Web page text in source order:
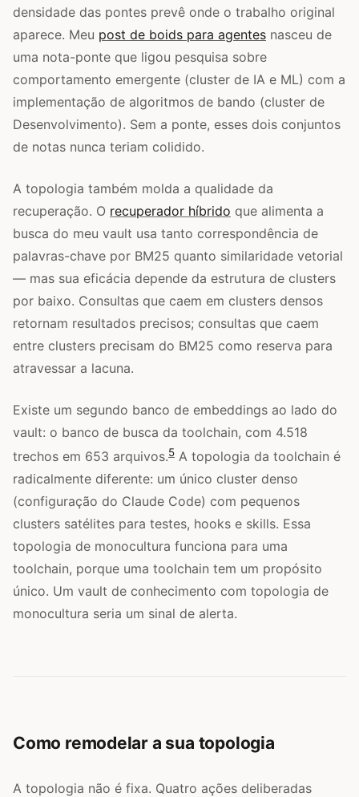
densidade das pontes prevê onde o trabalho original
aparece. Meu post de boids para agentes nasceu de
uma nota-ponte que ligou pesquisa sobre
comportamento emergente (cluster de IA e ML) com a
implementação de algoritmos de bando (cluster de
Desenvolvimento). Sem a ponte, esses dois conjuntos
de notas nunca teriam colidido.
A topologia também molda a qualidade da
recuperação. O recuperador híbrido que alimenta a
busca do meu vault usa tanto correspondência de
palavras-chave por BM25 quanto similaridade vetorial
— mas sua eficácia depende da estrutura de clusters
por baixo. Consultas que caem em clusters densos
retornam resultados precisos; consultas que caem
entre clusters precisam do BM25 como reserva para
atravessar a lacuna.
Existe um segundo banco de embeddings ao lado do
vault: o banco de busca da toolchain, com 4.518
trechos em 653 arquivos.5 A topologia da toolchain é
radicalmente diferente: um único cluster denso
(configuração do Claude Code) com pequenos
clusters satélites para testes, hooks e skills. Essa
topologia de monocultura funciona para uma
toolchain, porque uma toolchain tem um propósito
único. Um vault de conhecimento com topologia de
monocultura seria um sinal de alerta.
Como remodelar a sua topologia
A topologia não é fixa. Quatro ações deliberadas